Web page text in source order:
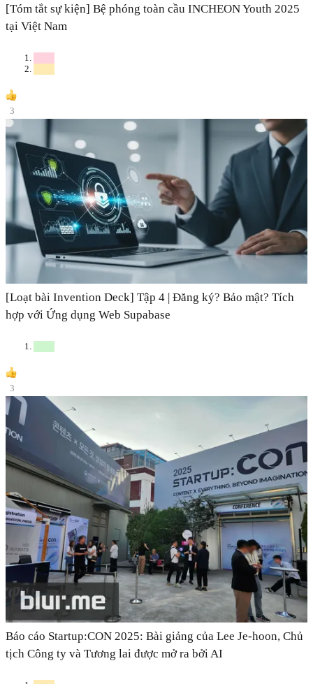
[Tóm tắt sự kiện] Bệ phóng toàn cầu INCHEON Youth 2025
tại Việt Nam
3
[Loạt bài Invention Deck] Tập 4 | Đăng ký? Bảo mật? Tích
hợp với Ứng dụng Web Supabase
3
Báo cáo Startup:CON 2025: Bài giảng của Lee Je-hoon, Chủ
tịch Công ty và Tương lai được mở ra bởi AI